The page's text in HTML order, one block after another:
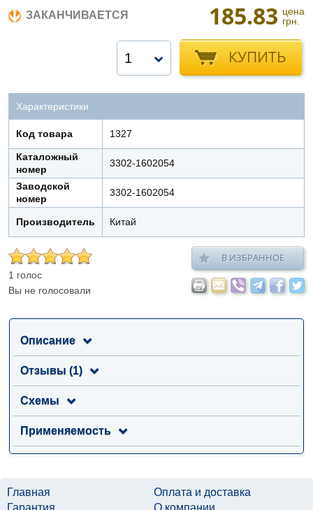
ЗАКАНЧИВАЕТСЯ 185.83 цена
грн.
КУПИТЬ
1
Характеристики
Код товара 1327
Каталожный
номер
3302-1602054
Заводской
номер
3302-1602054
Производитель Китай
1 голос
Вы не голосовали
В ИЗБРАННОЕ
Описание
Отзывы (1)
Схемы
Применяемость
Главная
Оплата и доставка
Гарантия
О компании